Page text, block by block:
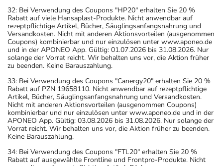
32: Bei Verwendung des Coupons "HP20" erhalten Sie 20 %
Rabatt auf viele Hansaplast-Produkte. Nicht anwendbar auf
rezeptpflichtige Artikel, Bücher, Säuglingsanfangsnahrung und
Versandkosten. Nicht mit anderen Aktionsvorteilen (ausgenommen
Coupons) kombinierbar und nur einzulösen unter www.aponeo.de
und in der APONEO App. Gültig: 01.07.2026 bis 31.08.2026. Nur
solange der Vorrat reicht. Wir behalten uns vor, die Aktion früher
zu beenden. Keine Barauszahlung.
33: Bei Verwendung des Coupons "Canergy20" erhalten Sie 20 %
Rabatt auf PZN 19658110. Nicht anwendbar auf rezeptpflichtige
Artikel, Bücher, Säuglingsanfangsnahrung und Versandkosten.
Nicht mit anderen Aktionsvorteilen (ausgenommen Coupons)
kombinierbar und nur einzulösen unter www.aponeo.de und in der
APONEO App. Gültig: 03.08.2026 bis 31.08.2026. Nur solange der
Vorrat reicht. Wir behalten uns vor, die Aktion früher zu beenden.
Keine Barauszahlung.
34: Bei Verwendung des Coupons "FTL20" erhalten Sie 20 %
Rabatt auf ausgewählte Frontline und Frontpro-Produkte. Nicht